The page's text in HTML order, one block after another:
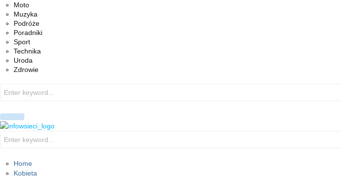
Moto
Muzyka
Podróże
Poradniki
Sport
Technika
Uroda
Zdrowie
for:
PRIMARY
for:
Home
Kobieta